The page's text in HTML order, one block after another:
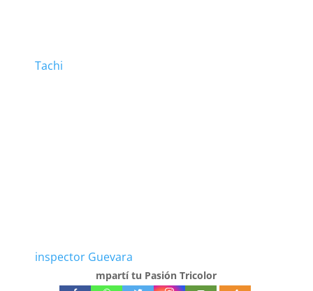
Tachi
inspector Guevara
mpartí tu Pasión Tricolor